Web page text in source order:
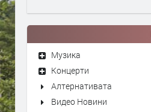
Музика
Концерти
Алтернативата
Видео Новини